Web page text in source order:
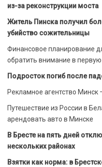
из-за реконструкции моста
Житель Пинска получил
убийство сожительницы
Финансовое планирование
обратить внимание в
Подросток погиб после
Рекламное агентство Минск
Путешествие из России в
арендовать авто в Минске
В Бресте на пять дней
нескольких районах
Взятки как норма: в